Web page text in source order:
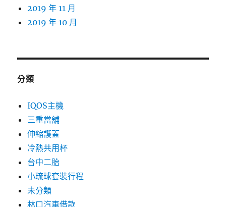
2019 年 11 月
2019 年 10 月
分類
IQOS主機
三重當舖
伸縮護蓋
冷熱共用杯
台中二胎
小琉球套裝行程
未分類
林口汽車借款